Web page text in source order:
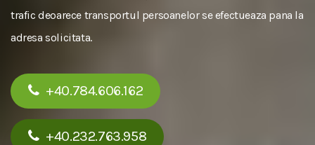
trafic deoarece transportul persoanelor se efectueaza pana la
adresa solicitata.
+40.784.606.162
+40.232.763.958